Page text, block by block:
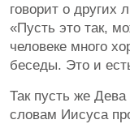
говорит о других
«Пусть это так,
человеке много
беседы. Это и
Так пусть же
словам Иисуса